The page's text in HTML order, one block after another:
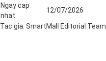
Ngay cap
nhat
12/07/2026
Tac gia: SmartMall Editorial Team